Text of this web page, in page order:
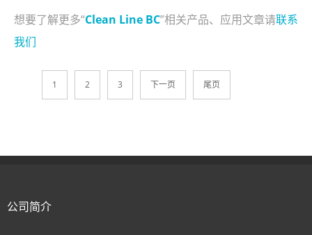
想要了解更多“Clean Line BC”相关产品、应用文章请联系
我们
1 2 3 下一页 尾页
公司简介